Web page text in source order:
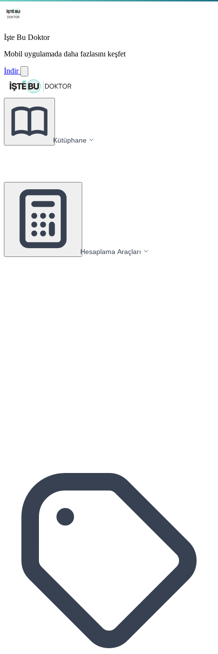
İşte Bu Doktor
Mobil uygulamada daha fazlasını keşfet
İndir
Kütüphane
Hesaplama Araçları